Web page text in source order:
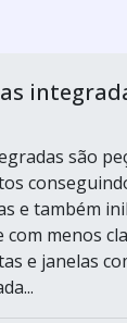
são
e também
menos
e janelas